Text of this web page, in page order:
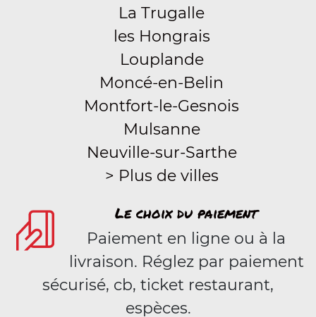
La Trugalle
les Hongrais
Louplande
Moncé-en-Belin
Montfort-le-Gesnois
Mulsanne
Neuville-sur-Sarthe
> Plus de villes
Le choix du paiement
Paiement en ligne ou à la
livraison. Réglez par paiement
sécurisé, cb, ticket restaurant,
espèces.